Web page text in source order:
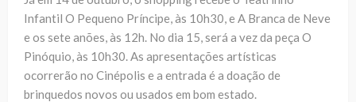
Infantil O Pequeno Príncipe, às 10h30, e A Branca de Neve
e os sete anões, às 12h. No dia 15, será a vez da peça O
Pinóquio, às 10h30. As apresentações artísticas
ocorrerão no Cinépolis e a entrada é a doação de
brinquedos novos ou usados em bom estado.